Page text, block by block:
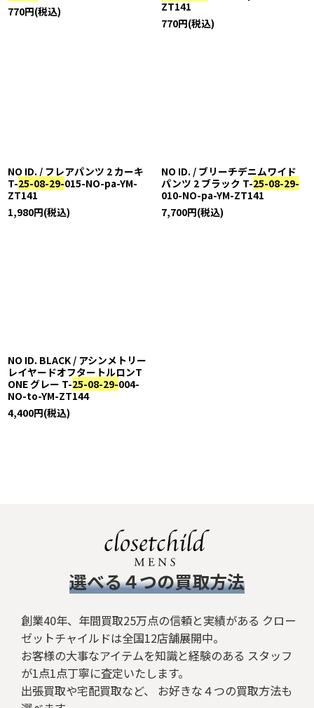
770円(税込)
ZT141
770円(税込)
NO ID. / フレアパンツ 2 カーキ
T-25-08-29-015-NO-pa-YM-
ZT141
1,980円(税込)
NO ID. / ブリーチデニムワイド
パンツ 2 ブラック T-25-08-29-
010-NO-pa-YM-ZT141
7,700円(税込)
NO ID. BLACK / アシンメトリー
レイヤードオフタートルロンT
ONE グレー T-25-08-29-004-
NO-to-YM-ZT144
4,400円(税込)
​選べる４つの買取方法
創業40年、年間買取25万点の信頼と実績がある クロー
ゼットチャイルドは全国12店舗展開中。
お客様の大事なアイテムを知識と経験のある スタッフ
が1点1点丁寧に査定いたします。
出張買取や宅配買取など、 お好きな４つの買取方法も